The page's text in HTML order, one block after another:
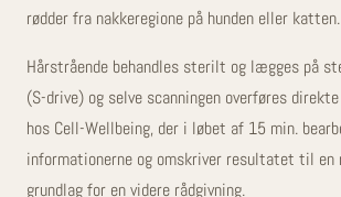
rødder fra nakkeregione på hunden eller katten.
Hårstrående behandles sterilt og lægges på
(S-drive) og selve scanningen overføres
hos Cell-Wellbeing, der i løbet af 15 min.
informationerne og omskriver resultatet til en
grundlag for en videre rådgivning.